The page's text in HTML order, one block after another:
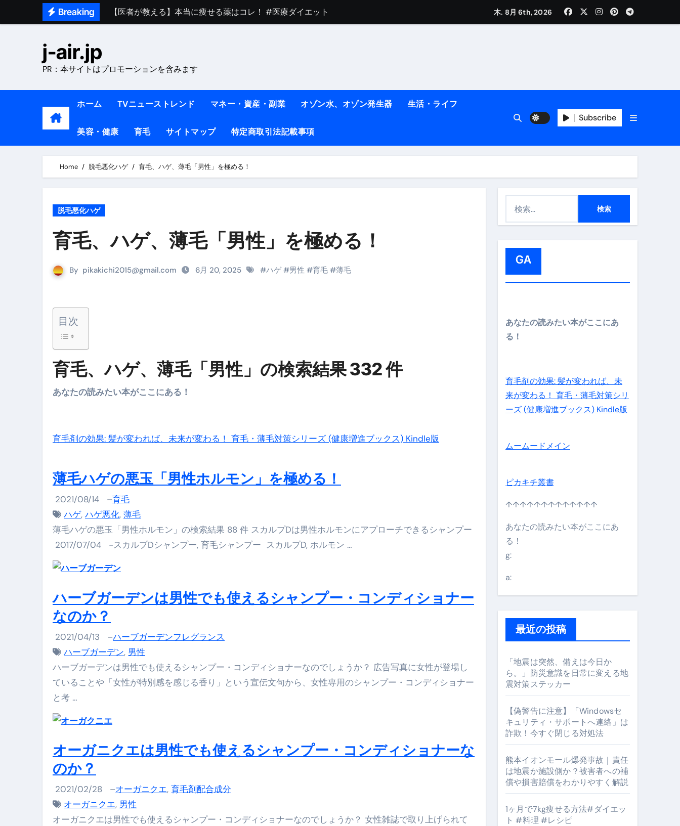
Breaking
【医者が教える】本当に痩せる薬はコレ！ #医療ダイエット
中町綾が2週間で3.5kg痩せた方法 #shots
【医者が解説】このふくらはぎ痩せ本当に効果ある？ #エクササイズ
【美容】ダイエットに対する私の考え方と実践方法を解説します【健康】
【1日ダイエットルーティン】運動なしで2ヶ月で10kg減量した、私の痩せる9つの習慣 | レシピ付き | ダイエット中の食事
『葬送のフリーレン』の学び｜時間・記憶・名言・人生哲学から読み解く生き方
リサイクル業者の無料回収・無料査定は危険？情報収集との関係と見分け方を解説
Cookie同意管理ツール「STRIGHT」取り扱い開始＆リリース記念キャンペーン【ムームードメイン】
金融ブラックでも毎日「ビットコイン」がもらえる超お得アプリ
【輸入消費税】輸入に消費税はかかるのか？勘定科目・仕訳・申告書記載方法
弁護士が教える「投資詐欺」に引っかからないための方法 #投資詐欺 #詐欺 #弁護士 #法律
【PR】フリーランス必見！入金前の売上をすぐに現金で受け取る方法
【即金】3時間で5万円稼ぐセルフバックの全貌！危険回避と安全な稼ぎ方を徹底解説
Q：借りた借金を返さなくていい場合ってありますか？#Shorts
【必見】もう営業電話は怖くない！初心者でも成果を出す電話の仕方はコレ！
フリーランス・個人事業主におすすめの資金調達4選
自己破産中に絶対にしてはダメなこと7選
自己破産にまつわるよくある勘違い4選#Shorts
No.102 9割が勘違い 自己破産の真実
アーモンドを毎日食べたらどうなるの？①【30秒でわかる効果まとめ】#アーモンド #ダイエット #筋トレ #美容 #健康 #雑学 #ナレーター #小林将大
【ひろゆき】借金1億円あります 返済か、自己破産かひろゆきさんならどちらを選びますか？ #shorts
ムームードメイン 2月のおすすめドメイン特集- ビジネスの信用を築く――そのすべての起点となるのが独自ドメイン
FRONTIER スーパーセール2026 完全攻略ガイド 今こそ買い時！ゲーミングPC・高性能BTOを最安で手に入れる方法
なくす不安と消える恐怖をゼロにする時代へ Pebblebee × iMazing で完成する「究極のスマホ防衛システム」完全ガイド
使った分だけ支払う、いちばん賢いスマホ代。 BB.exciteモバイル「Fitプラン」完全ガイド
木. 8月 6th, 2026
j-air.jp
PR：本サイトはプロモーションを含みます
ホーム TVニューストレンド マネー・資産・副業 オゾン水、オゾン発生器 生活・ライフ
美容・健康 育毛 サイトマップ 特定商取引法記載事項
Subscribe
Home 脱毛悪化ハゲ 育毛、ハゲ、薄毛「男性」を極める！
脱毛悪化ハゲ
育毛、ハゲ、薄毛「男性」を極める！
By pikakichi2015@gmail.com 6月 20, 2025 #ハゲ#男性 #育毛 #薄毛
目次
育毛、ハゲ、薄毛「男性」の検索結果 332 件
あなたの読みたい本がここにある！
育毛剤の効果: 髪が変われば、未来が変わる！ 育毛・薄毛対策シリーズ (健康増進ブックス) Kindle版
薄毛ハゲの悪玉「男性ホルモン」を極める！
2021/08/14 –育毛
ハゲ, ハゲ悪化, 薄毛
薄毛ハゲの悪玉「男性ホルモン」の検索結果 88 件 スカルプDは男性ホルモンにアプローチできるシャンプー
2017/07/04 -スカルプDシャンプー, 育毛シャンプー スカルプD, ホルモン …
ハーブガーデンは男性でも使えるシャンプー・コンディショナー
なのか？
2021/04/13 –ハーブガーデンフレグランス
ハーブガーデン, 男性
ハーブガーデンは男性でも使えるシャンプー・コンディショナーなのでしょうか？ 広告写真に女性が登場し
ていることや「女性が特別感を感じる香り」という宣伝文句から、女性専用のシャンプー・コンディショナー
と考 …
オーガニクエは男性でも使えるシャンプー・コンディショナーな
のか？
2021/02/28 –オーガニクエ, 育毛剤配合成分
オーガニクエ, 男性
オーガニクエは男性でも使えるシャンプー・コンディショナーなのでしょうか？ 女性雑誌で取り上げられて
GA
あなたの読みたい本がここにあ
る！
育毛剤の効果: 髪が変われば、未
来が変わる！ 育毛・薄毛対策シリ
ーズ (健康増進ブックス) Kindle版
ムームードメイン
ピカキチ叢書
↑↑↑↑↑↑↑↑↑↑↑↑↑
あなたの読みたい本がここにあ
る！
g:
a:
最近の投稿
「地震は突然、備えは今日か
ら。」防災意識を日常に変える地
震対策ステッカー
【偽警告に注意】「Windowsセ
キュリティ・サポートへ連絡」は
詐欺！今すぐ閉じる対処法
熊本イオンモール爆発事故｜責任
は地震か施設側か？被害者への補
償や損害賠償をわかりやすく解説
1ヶ月で7kg痩せる方法#ダイエッ
ト #料理 #レシピ